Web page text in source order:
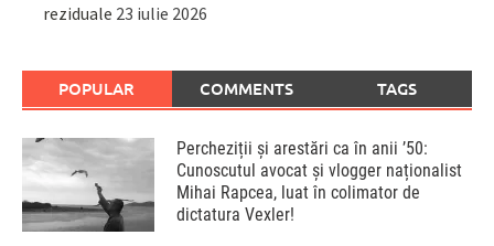
reziduale 23 iulie 2026
POPULAR COMMENTS TAGS
Percheziții și arestări ca în anii ’50:
Cunoscutul avocat și vlogger naționalist
Mihai Rapcea, luat în colimator de
dictatura Vexler!